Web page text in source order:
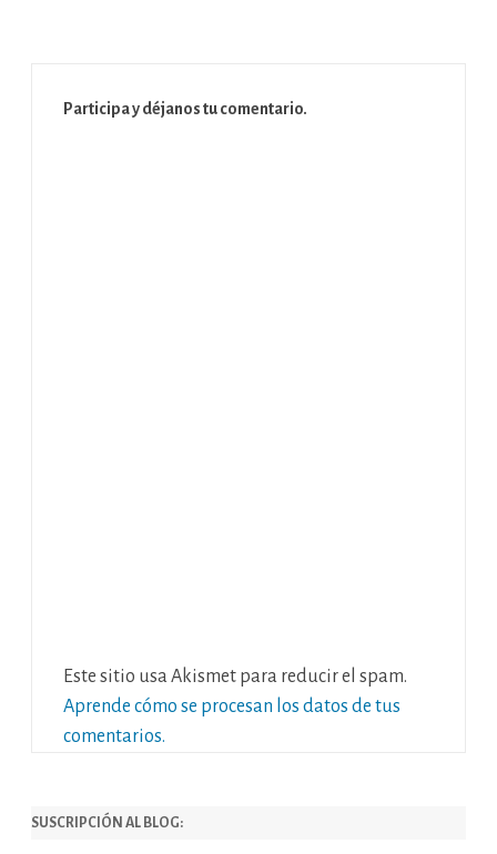
Participa y déjanos tu comentario.
Este sitio usa Akismet para reducir el spam.
Aprende cómo se procesan los datos de tus
comentarios.
SUSCRIPCIÓN AL BLOG: